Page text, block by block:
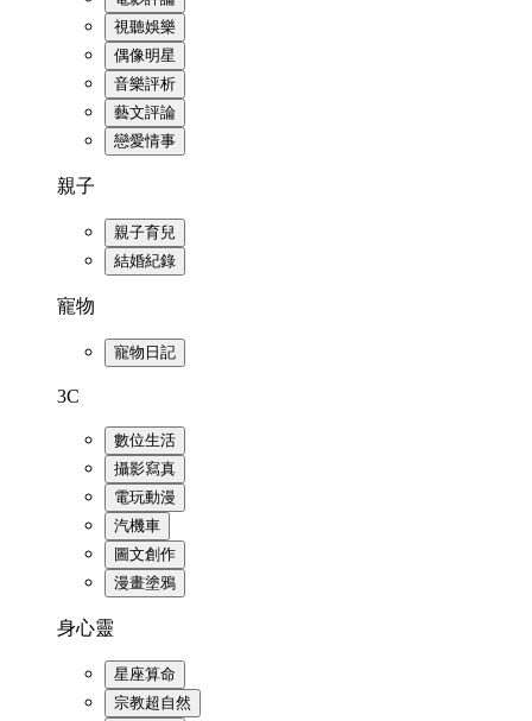
視聽娛樂
偶像明星
音樂評析
藝文評論
戀愛情事
親子
親子育兒
結婚紀錄
寵物
寵物日記
3C
數位生活
攝影寫真
電玩動漫
汽機車
圖文創作
漫畫塗鴉
身心靈
星座算命
宗教超自然